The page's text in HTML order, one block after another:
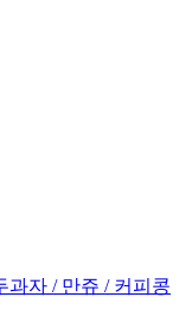
과자 / 만쥬 / 커피콩